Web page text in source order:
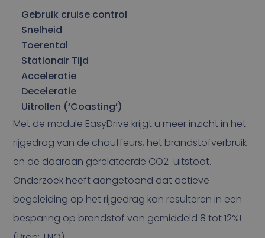
Gebruik cruise control
Snelheid
Toerental
Stationair Tijd
Acceleratie
Deceleratie
Uitrollen (‘Coasting’)
Met de module EasyDrive krijgt u meer inzicht in het
rijgedrag van de chauffeurs, het brandstofverbruik
en de daaraan gerelateerde CO2-uitstoot.
Onderzoek heeft aangetoond dat actieve
begeleiding op het rijgedrag kan resulteren in een
besparing op brandstof van gemiddeld 8 tot 12%!